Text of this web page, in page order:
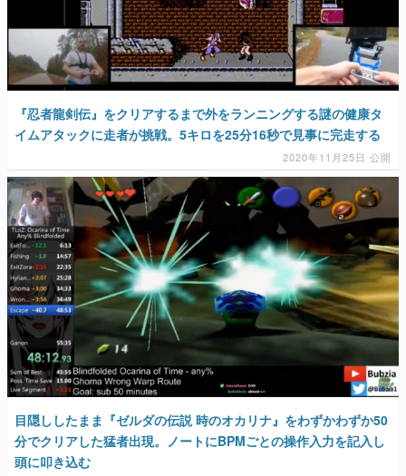
『忍者龍剣伝』をクリアするまで外をランニングする謎の健康タ
イムアタックに走者が挑戦。5キロを25分16秒で見事に完走する
2020年11月25日 公開
目隠ししたまま『ゼルダの伝説 時のオカリナ』をわずかわずか50
分でクリアした猛者出現。ノートにBPMごとの操作入力を記入し
頭に叩き込む